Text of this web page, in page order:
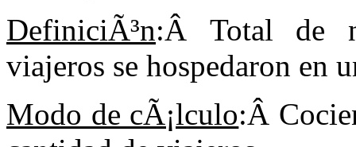
DefiniciÃ³n:Â Total de
viajeros se hospedaron en
Modo de cÃ¡lculo:Â